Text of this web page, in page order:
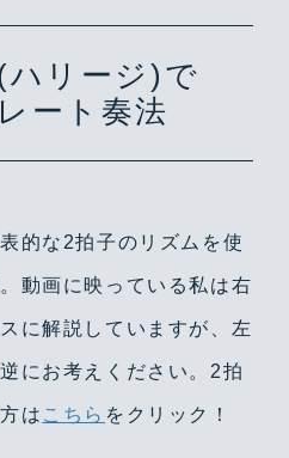
リージ)で
ート奏法
的な2拍子のリズムを使
動画に映っている私は右
に解説していますが、左
にお考えください。2拍
は こちら をクリック！